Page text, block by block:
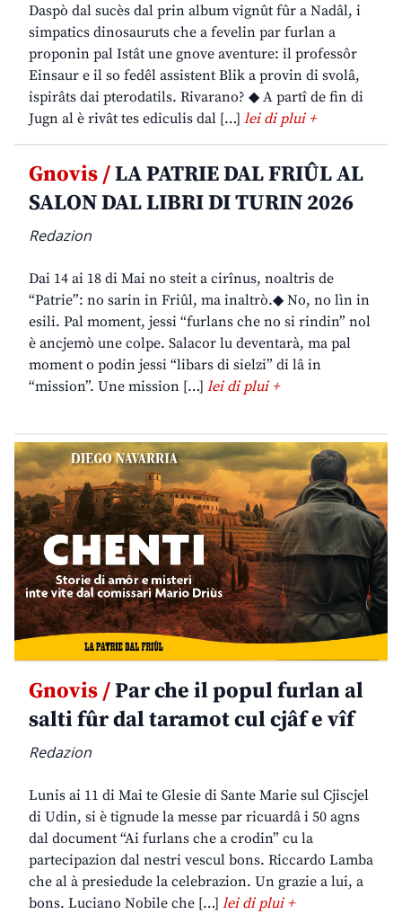
Daspò dal sucès dal prin album vignût fûr a Nadâl, i
simpatics dinosauruts che a fevelin par furlan a
proponin pal Istât une gnove aventure: il professôr
Einsaur e il so fedêl assistent Blik a provin di svolâ,
ispirâts dai pterodatils. Rivarano? ◆ A partî de fin di
Jugn al è rivât tes ediculis dal […] lei di plui +
Gnovis /LA PATRIE DAL FRIÛL AL
SALON DAL LIBRI DI TURIN 2026
Redazion
Dai 14 ai 18 di Mai no steit a cirînus, noaltris de
“Patrie”: no sarin in Friûl, ma inaltrò.◆ No, no lìn in
esili. Pal moment, jessi “furlans che no si rindin” nol
è ancjemò une colpe. Salacor lu deventarà, ma pal
moment o podin jessi “libars di sielzi” di lâ in
“mission”. Une mission […] lei di plui +
Gnovis /Par che il popul furlan al
salti fûr dal taramot cul cjâf e vîf
Redazion
Lunis ai 11 di Mai te Glesie di Sante Marie sul Cjiscjel
di Udin, si è tignude la messe par ricuardâ i 50 agns
dal document “Ai furlans che a crodin” cu la
partecipazion dal nestri vescul bons. Riccardo Lamba
che al à presiedude la celebrazion. Un grazie a lui, a
bons. Luciano Nobile che […] lei di plui +